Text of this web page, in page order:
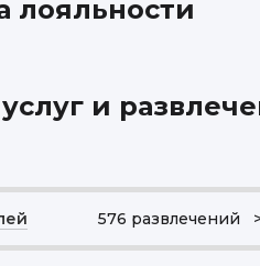
лояльности
и
576 развлечений